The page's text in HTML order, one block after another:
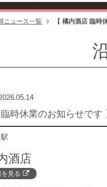
ニュース一覧 【 橘内酒店 臨時
臨時休業のお知らせです
駅
酒店
を見る